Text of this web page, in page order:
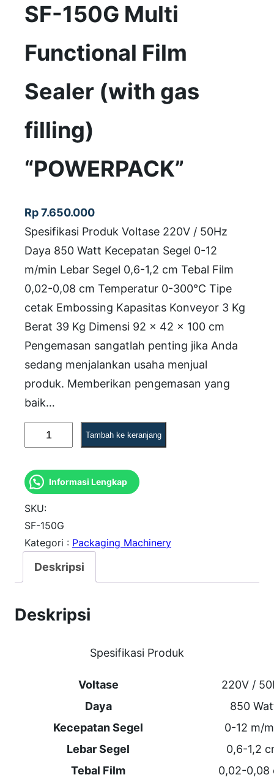
SF-150G Multi
Functional Film
Sealer (with gas
filling)
“POWERPACK”
Rp7.650.000
Spesifikasi Produk Voltase 220V / 50Hz
Daya 850 Watt Kecepatan Segel 0-12
m/min Lebar Segel 0,6-1,2 cm Tebal Film
0,02-0,08 cm Temperatur 0-300°C Tipe
cetak Embossing Kapasitas Konveyor 3 Kg
Berat 39 Kg Dimensi 92 x 42 x 100 cm
Pengemasan sangatlah penting jika Anda
sedang menjalankan usaha menjual
produk. Memberikan pengemasan yang
baik…
u
a
n
t
i
t
F
Tambah ke keranjang
Informasi Lengkap
SKU:
SF-150G
Kategori : Packaging Machinery
Deskripsi
Deskripsi
Spesifikasi Produk
Voltase
220V /
Daya
850
Kecepatan Segel
0-12 m/
Lebar Segel
0,6-1,2
Tebal Film
0,02-0,08